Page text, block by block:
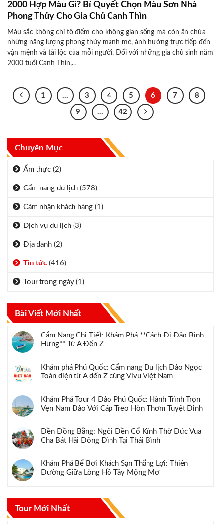
Chuyên Mục
Ẩm thực (2)
Cẩm nang du lịch (578)
Cảm nhận khách hàng (1)
Dịch vụ du lịch (3)
Địa danh (2)
Tin tức (416)
Tour trong ngày (1)
Bài Viết Mới Nhất
Cẩm Nang Chi Tiết: Khám Phá **Cách Đi Đảo Bình
Hưng** Từ A Đến Z
Khám phá Phú Quốc: Cẩm nang Du lịch Đảo Ngọc
Toàn diện từ A đến Z cùng Vivu Việt Nam
Khám Phá Tour 4 Đảo Phú Quốc: Hành Trình Trọn
Vẹn Nam Đảo Với Cáp Treo Hòn Thơm Tuyệt Đỉnh
Đền Đồng Bằng: Ngôi Đền Cổ Kính Thờ Đức Vua
Cha Bát Hải Đông Đình Tại Thái Bình
Khám Phá Bể Bơi Khách Sạn Thắng Lợi: Thiên
Đường Giữa Lòng Hồ Tây Mộng Mơ
Tour Mới Nhất
2000 Hợp Màu Gì? Bí Quyết Chọn Màu Sơn Nhà
Phong Thủy Cho Gia Chủ Canh Thìn
Màu sắc không chỉ tô điểm cho không gian sống mà còn ẩn chứa
những năng lượng phong thủy mạnh mẽ, ảnh hưởng trực tiếp đến
vận mệnh và tài lộc của mỗi người. Đối với những gia chủ sinh năm
2000 tuổi Canh Thìn,...
1 … 3 4 5 6 7 8
9 … 42